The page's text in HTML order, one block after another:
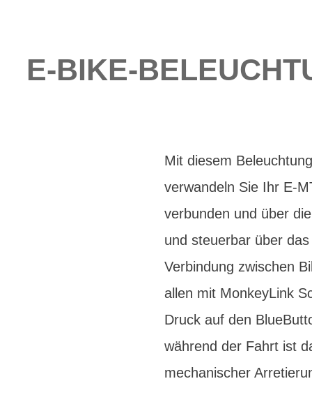
E-BIKE-
Mit diesem
verwandeln Sie Ihr E-
verbunden und über
und steuerbar über
Verbindung zwischen
allen mit MonkeyLink
Druck auf den
während der Fahrt ist
mechanischer